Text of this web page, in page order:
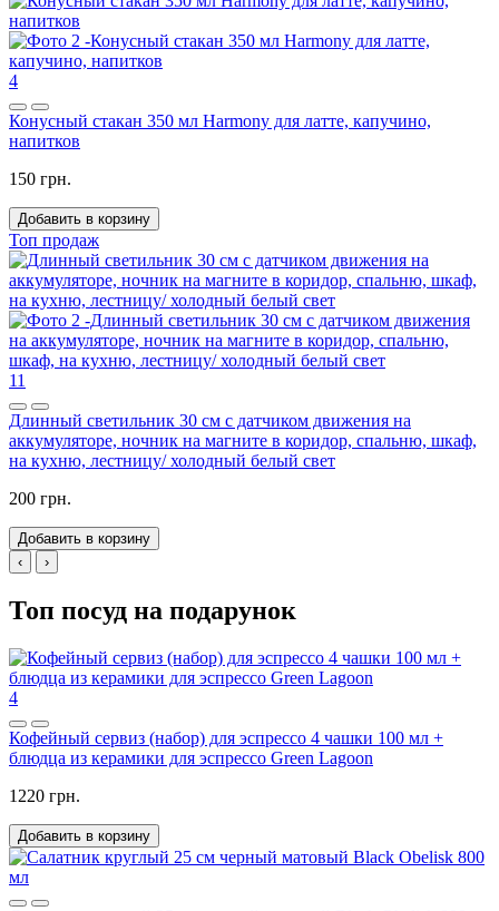
4
Конусный стакан 350 мл Harmony для латте, капучино,
напитков
150 грн.
Добавить в корзину
Топ продаж
11
Длинный светильник 30 см с датчиком движения на
аккумуляторе, ночник на магните в коридор, спальню, шкаф,
на кухню, лестницу/ холодный белый свет
200 грн.
Добавить в корзину
‹
›
Топ посуд на подарунок
4
Кофейный сервиз (набор) для эспрессо 4 чашки 100 мл +
блюдца из керамики для эспрессо Green Lagoon
1220 грн.
Добавить в корзину